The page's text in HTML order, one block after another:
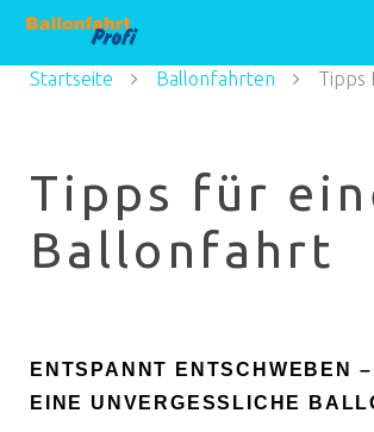
Startseite Ballonfahrten Tipps
Tipps für
Ballonfahrt
ENTSPANNT ENTSCHWEBEN
EINE UNVERGESSLICHE